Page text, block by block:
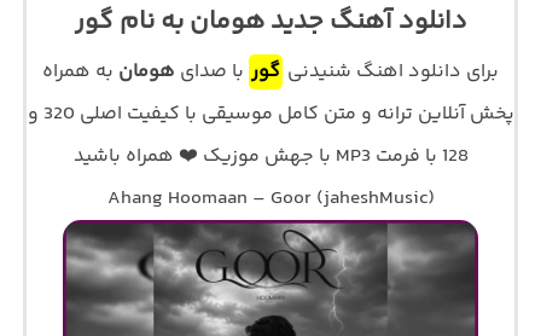
دانلود آهنگ جدید هومان به نام گور
برای دانلود اهنگ شنیدنی گور با صدای هومان به همراه
پخش آنلاین ترانه و متن کامل موسیقی با کیفیت اصلی 320 و
128 با فرمت MP3 با جهش موزیک ❤️ همراه باشید
Ahang Hoomaan – Goor (jaheshMusic)